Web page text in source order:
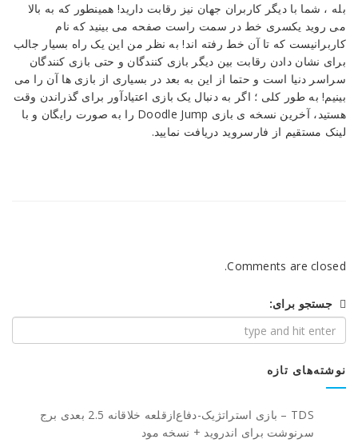
بله ، شما با دیگر کاربران جهان نیز رقابت دارید! همینطور که به بالا
می روید یکسری خط در سمت راست صفحه می بینید که نام
کاربرانیست که تا آن خط رفته اند! به نظر من این یک راه بسیار جالب
برای نشان دادن رقابت بین دیگر بازی کنندگان و حتی بازی کنندگان
سراسر دنیا است و حتما از این به بعد در بسیاری از بازی ها آن را می
بینیم! به طور کلی ؛ اگر به دنبال یک بازی اعتیادآور برای گذراندن وقت
هستید، آخرین نسخه ی بازی Doodle Jump را به صورت رایگان و با
لینک مستقیم از فارسروید دریافت نمایید.
Comments are closed.
جستجو برای:
نوشته‌های تازه
TDS – بازی استراتژیک-دفاع‌از‌قلعه خلاقانه 2.5 بعدی برج
سرنوشت برای اندروید + نسخه مود